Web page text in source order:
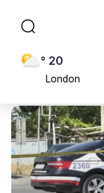
20 °
London
Beijing
23 °
Brussels
16 °
Rome